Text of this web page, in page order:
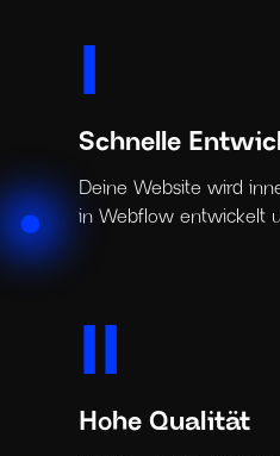
I
Schnelle
Deine Website wird
in Webflow entwickelt
II
Hohe Qualität